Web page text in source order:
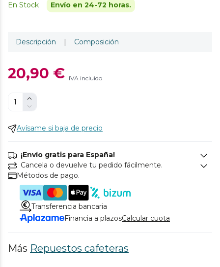
En Stock Envío en 24-72 horas.
Descripción | Composición
20,90 € IVA incluido
Avísame si baja de precio
¡Envío gratis para España!
Cancela o devuelve tu pedido fácilmente.
Métodos de pago.
Transferencia bancaria
Financia a plazosCalcular cuota
Más Repuestos cafeteras